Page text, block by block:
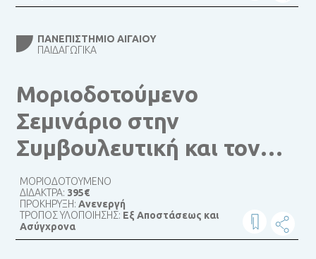
ΠΑΝΕΠΙΣΤΉΜΙΟ ΑΙΓΑΊΟΥ
ΠΑΙΔΑΓΩΓΙΚΆ
Μοριοδοτούμενο
Σεμινάριο στην
Συμβουλευτική και τον
Επαγγελματικό
Προσανατολισμό
ΜΟΡΙΟΔΟΤΟΥΜΕΝΟ
ΔΙΔΑΚΤΡΑ: 395€
ΠΡΟΚΗΡΥΞΗ:Ανενεργή
ΤΡΟΠΟΣ ΥΛΟΠΟΙΗΣΗΣ: Εξ Αποστάσεως και
Ασύγχρονα